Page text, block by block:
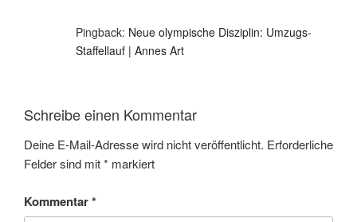
Pingback: Neue olympische Disziplin: Umzugs-
Staffellauf | Annes Art
Schreibe einen Kommentar
Deine E-Mail-Adresse wird nicht veröffentlicht. Erforderliche
Felder sind mit* markiert
Kommentar*